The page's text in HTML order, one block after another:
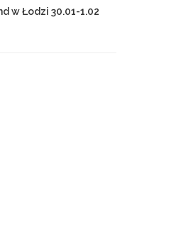
w Łodzi 30.01-1.02